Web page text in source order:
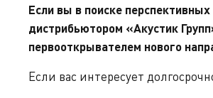
Если вы в поиске
дистрибьютором «Акустик
первооткрывателем нового
Если вас интересует